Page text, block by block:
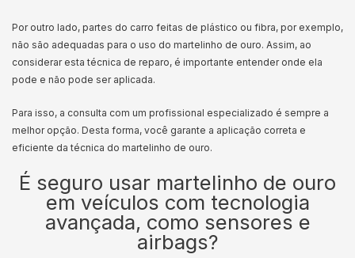
Por outro lado, partes do carro feitas de plástico ou fibra, por exemplo,
não são adequadas para o uso do martelinho de ouro. Assim, ao
considerar esta técnica de reparo, é importante entender onde ela
pode e não pode ser aplicada.
Para isso, a consulta com um profissional especializado é sempre a
melhor opção. Desta forma, você garante a aplicação correta e
eficiente da técnica do martelinho de ouro.
É seguro usar martelinho de ouro
em veículos com tecnologia
avançada, como sensores e
airbags?